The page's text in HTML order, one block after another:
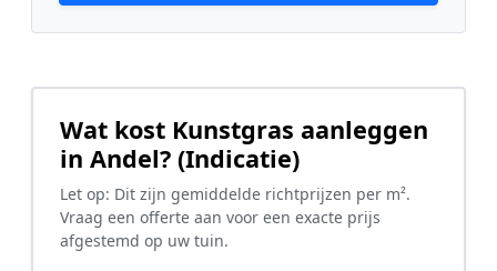
Wat kost Kunstgras aanleggen
in Andel? (Indicatie)
Let op: Dit zijn gemiddelde richtprijzen per m².
Vraag een offerte aan voor een exacte prijs
afgestemd op uw tuin.